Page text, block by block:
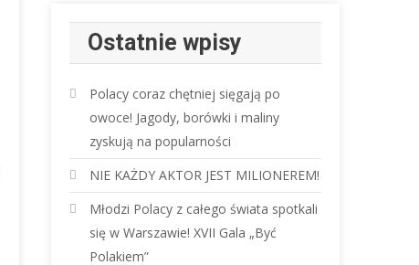
Ostatnie wpisy
Polacy coraz chętniej sięgają po
owoce! Jagody, borówki i maliny
zyskują na popularności
NIE KAŻDY AKTOR JEST MILIONEREM!
Młodzi Polacy z całego świata spotkali
się w Warszawie! XVII Gala „Być
Polakiem”